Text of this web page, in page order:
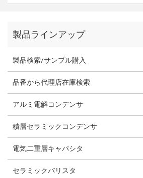
製品ラインアップ
製品検索/サンプル購入
品番から代理店在庫検索
アルミ電解コンデンサ
積層セラミックコンデンサ
電気二重層キャパシタ
セラミックバリスタ